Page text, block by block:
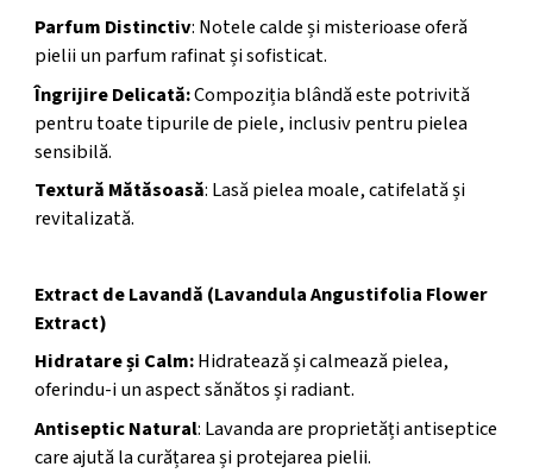
Parfum Distinctiv: Notele calde și misterioase oferă
pielii un parfum rafinat și sofisticat.
Îngrijire Delicată:Compoziția blândă este potrivită
pentru toate tipurile de piele, inclusiv pentru pielea
sensibilă.
Textură Mătăsoasă: Lasă pielea moale, catifelată și
revitalizată.
Extract de Lavandă (Lavandula Angustifolia Flower
Extract)
Hidratare și Calm:Hidratează și calmează pielea,
oferindu-i un aspect sănătos și radiant.
Antiseptic Natural: Lavanda are proprietăți antiseptice
care ajută la curățarea și protejarea pielii.